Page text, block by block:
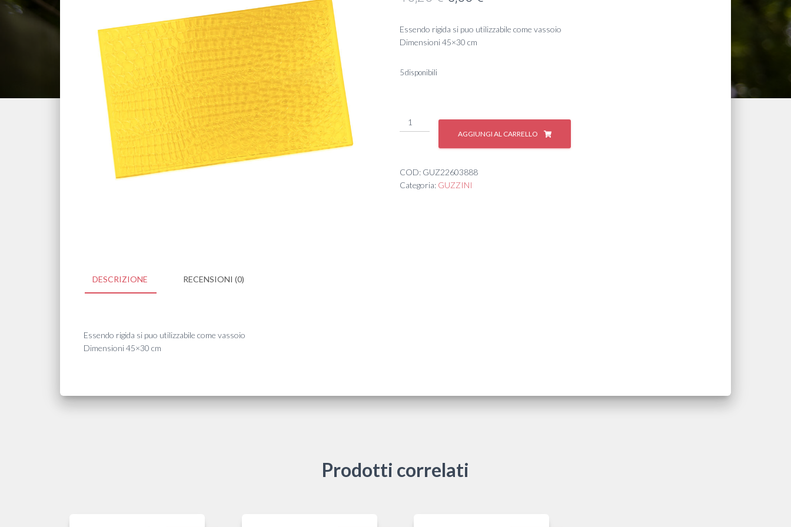
originale
Essendo rigida si puo utilizzabile come vassoio
Dimensioni 45×30 cm
5 disponibili
#TOV.
RIGIDA
AGGIUNGI AL CARRELLO
COD: GUZ22603888
Categoria: GUZZINI
DESCRIZIONE RECENSIONI (0)
Essendo rigida si puo utilizzabile come vassoio
Dimensioni 45×30 cm
Prodotti correlati